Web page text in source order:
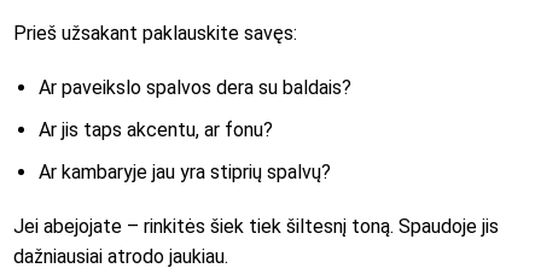
Prieš užsakant paklauskite savęs:
Ar paveikslo spalvos dera su baldais?
Ar jis taps akcentu, ar fonu?
Ar kambaryje jau yra stiprių spalvų?
Jei abejojate – rinkitės šiek tiek šiltesnį toną. Spaudoje jis
dažniausiai atrodo jaukiau.